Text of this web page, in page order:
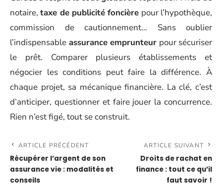
notaire,taxe de publicité foncière pour l’hypothèque,
commission de cautionnement… Sans oublier
l’indispensable assurance emprunteur pour sécuriser
le prêt. Comparer plusieurs établissements et
négocier les conditions peut faire la différence. À
chaque projet, sa mécanique financière. La clé, c’est
d’anticiper, questionner et faire jouer la concurrence.
Rien n’est figé, tout se construit.
ARTICLE PRÉCÉDENT
Récupérer l’argent de son
assurance vie : modalités et
conseils
ARTICLE SUIVANT
Droits de rachat en
finance : tout ce qu’il
faut savoir !